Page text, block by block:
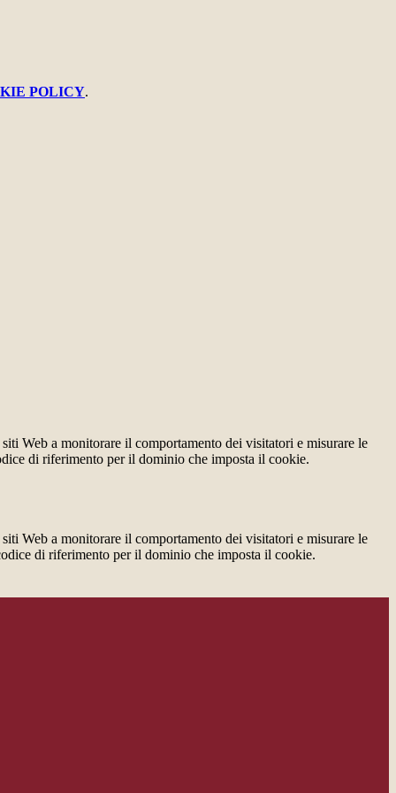
POLICY.
Web a monitorare il comportamento dei visitatori e misurare le
di riferimento per il dominio che imposta il cookie.
Web a monitorare il comportamento dei visitatori e misurare le
di riferimento per il dominio che imposta il cookie.